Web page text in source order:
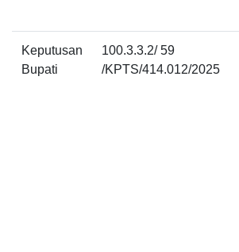
Keputusan
Bupati
100.3.3.2/ 59
/KPTS/414.012/2025